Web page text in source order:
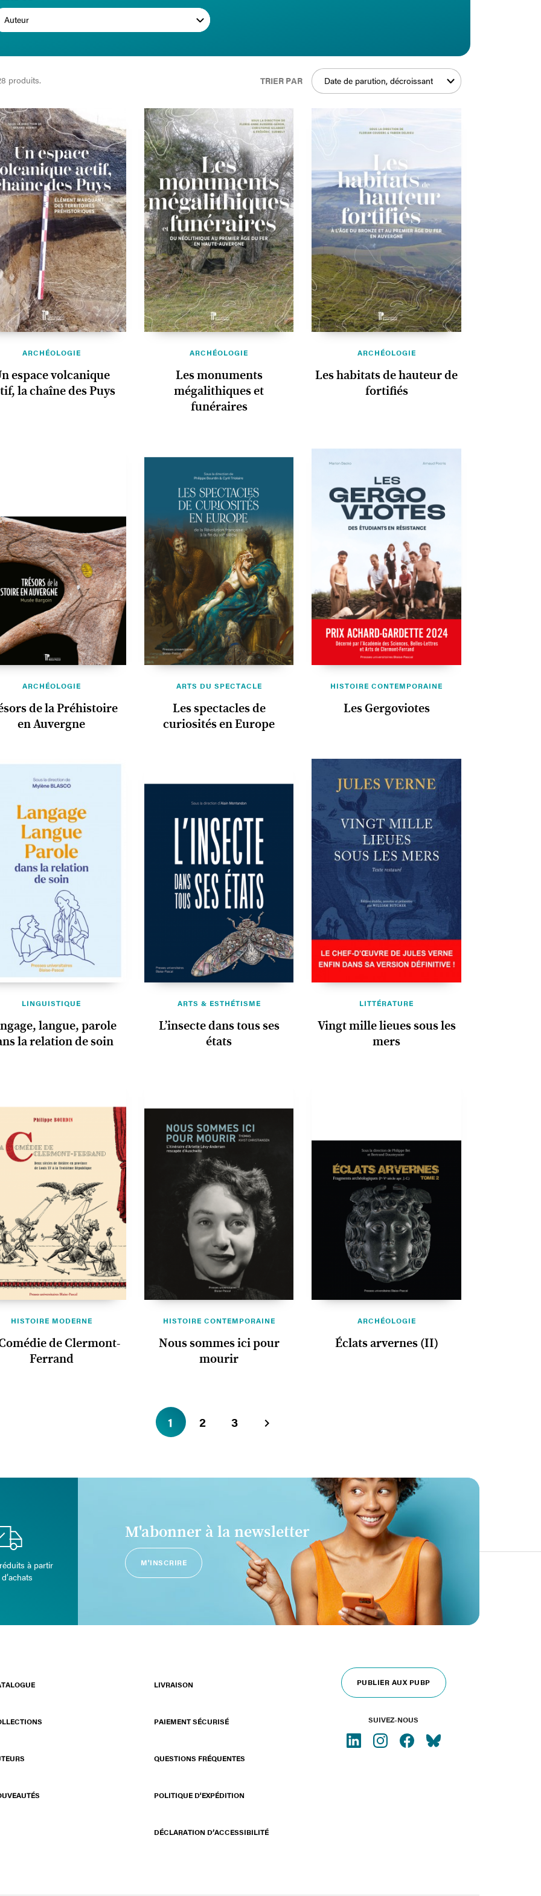
Auteur
produits. TRIER PAR Date de parution, décroissant
ARCHÉOLOGIE
espace volcanique
la chaîne des Puys
ARCHÉOLOGIE
Les monuments
mégalithiques et
funéraires
ARCHÉOLOGIE
Les habitats de hauteur de
fortifiés
ARCHÉOLOGIE
de la Préhistoire
en Auvergne
ARTS DU SPECTACLE
Les spectacles de
curiosités en Europe
HISTOIRE CONTEMPORAINE
Les Gergoviotes
LINGUISTIQUE
langue, parole
la relation de soin
ARTS & ESTHÉTISME
L’insecte dans tous ses
états
LITTÉRATURE
Vingt mille lieues sous les
mers
HISTOIRE MODERNE
de Clermont-
Ferrand
HISTOIRE CONTEMPORAINE
Nous sommes ici pour
mourir
ARCHÉOLOGIE
Éclats arvernes (II)
1 2 3 
à partir
M'abonner à la newsletter
M'INSCRIRE
LIVRAISON
PAIEMENT SÉCURISÉ
QUESTIONS FRÉQUENTES
POLITIQUE D'EXPÉDITION
DÉCLARATION D’ACCESSIBILITÉ
PUBLIER AUX PUBP
SUIVEZ-NOUS